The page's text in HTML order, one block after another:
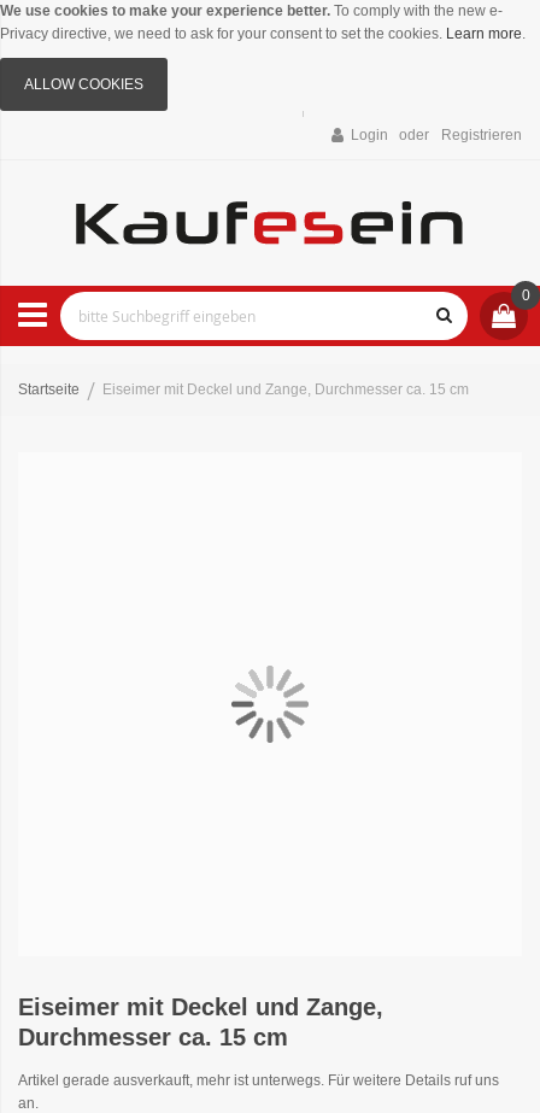
We use cookies to make your experience better. To comply with the new e-
Privacy directive, we need to ask for your consent to set the cookies. Learn more.
ALLOW COOKIES
Login Registrieren
0
Startseite Eiseimer mit Deckel und Zange, Durchmesser ca. 15 cm
Eiseimer mit Deckel und Zange,
Durchmesser ca. 15 cm
Artikel gerade ausverkauft, mehr ist unterwegs. Für weitere Details ruf uns
an.